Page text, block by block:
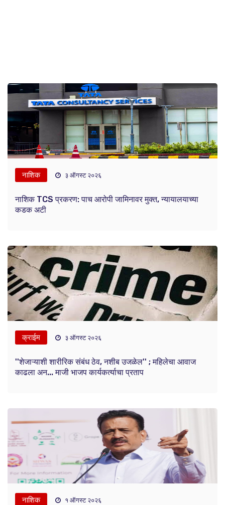
नाशिक ३ ऑगस्ट २०२६
नाशिक TCS प्रकरण: पाच आरोपी जामिनावर मुक्त, न्यायालयाच्या
कडक अटी
क्राईम ३ ऑगस्ट २०२६
''शेजाऱ्याशी शारीरिक संबंध ठेव, नशीब उजळेल'' ; महिलेचा आवाज
काढला अन... माजी भाजप कार्यकर्त्याचा प्रताप
नाशिक १ ऑगस्ट २०२६